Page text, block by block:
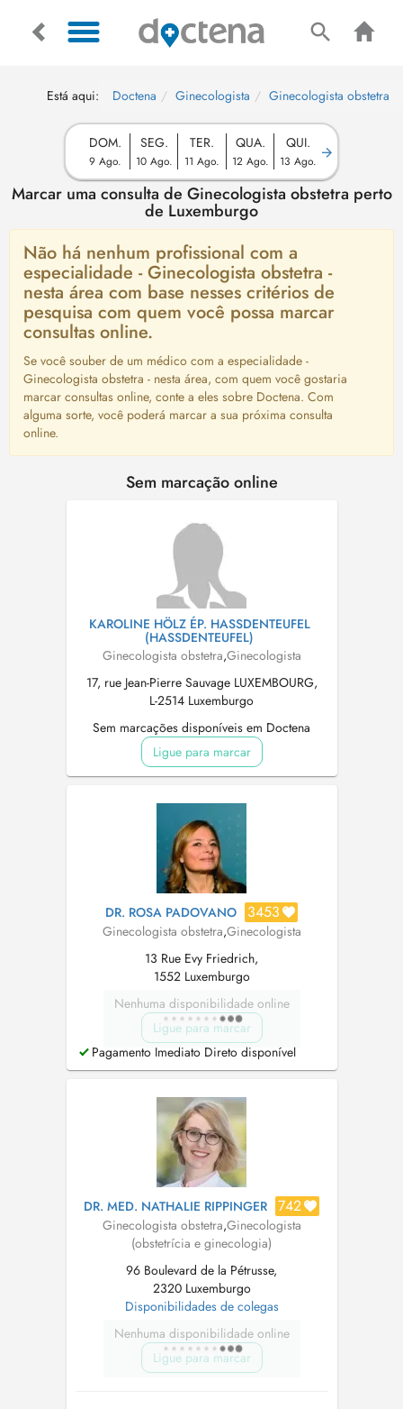
Está aqui: Doctena Ginecologista Ginecologista obstetra
DOM.
9 Ago.
SEG.
10 Ago.
TER.
11 Ago.
QUA.
12 Ago.
QUI.
13 Ago.
Marcar uma consulta de Ginecologista obstetra perto
de Luxemburgo
Não há nenhum profissional com a
especialidade - Ginecologista obstetra -
nesta área com base nesses critérios de
pesquisa com quem você possa marcar
consultas online.
Se você souber de um médico com a especialidade -
Ginecologista obstetra - nesta área, com quem você gostaria
marcar consultas online, conte a eles sobre Doctena. Com
alguma sorte, você poderá marcar a sua próxima consulta
online.
Sem marcação online
KAROLINE HÖLZ ÉP. HASSDENTEUFEL
(HASSDENTEUFEL)
Ginecologista obstetra,Ginecologista
17, rue Jean-Pierre Sauvage LUXEMBOURG,
L-2514 Luxemburgo
Sem marcações disponíveis em Doctena
Ligue para marcar
DR. ROSA PADOVANO 3453
Ginecologista obstetra,Ginecologista
13 Rue Evy Friedrich,
1552 Luxemburgo
Nenhuma disponibilidade online
Ligue para marcar
Pagamento Imediato Direto disponível
DR. MED. NATHALIE RIPPINGER 742
Ginecologista obstetra,Ginecologista
(obstetrícia e ginecologia)
96 Boulevard de la Pétrusse,
2320 Luxemburgo
Disponibilidades de colegas
Nenhuma disponibilidade online
Ligue para marcar